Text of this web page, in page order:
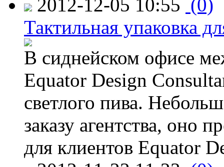
2012-12-05 10:55 (0)
Тактильная упаковка
В сиднейском офисе
Equator Design
светлого пива.
заказу агентства, оно
для клиентов Equator